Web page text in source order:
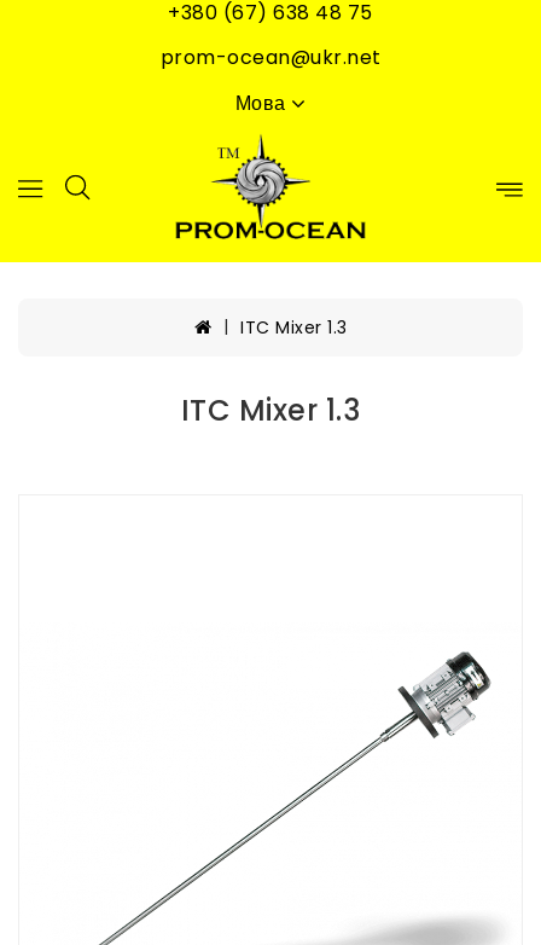
+380 (67) 638 48 75
prom-ocean@ukr.net
Мова
ITC Mixer 1.3
ITC Mixer 1.3